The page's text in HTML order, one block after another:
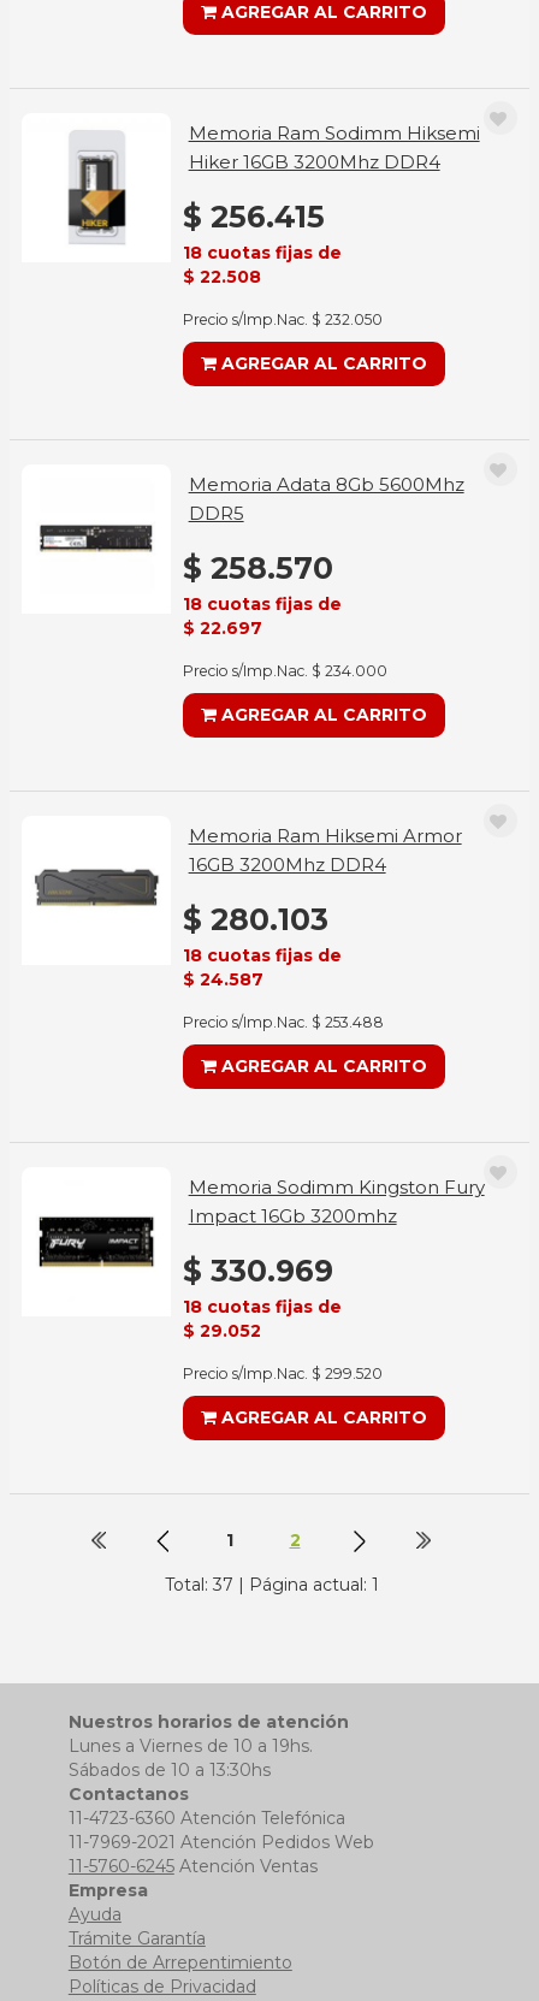
AGREGAR AL CARRITO
Memoria Ram Sodimm Hiksemi
Hiker 16GB 3200Mhz DDR4
$ 256.415
18 cuotas fijas de
$ 22.508
Precio s/Imp.Nac. $ 232.050
AGREGAR AL CARRITO
Memoria Adata 8Gb 5600Mhz
DDR5
$ 258.570
18 cuotas fijas de
$ 22.697
Precio s/Imp.Nac. $ 234.000
AGREGAR AL CARRITO
Memoria Ram Hiksemi Armor
16GB 3200Mhz DDR4
$ 280.103
18 cuotas fijas de
$ 24.587
Precio s/Imp.Nac. $ 253.488
AGREGAR AL CARRITO
Memoria Sodimm Kingston Fury
Impact 16Gb 3200mhz
$ 330.969
18 cuotas fijas de
$ 29.052
Precio s/Imp.Nac. $ 299.520
AGREGAR AL CARRITO
1 2
Total: 37 | Página actual: 1
Nuestros horarios de atención
Lunes a Viernes de 10 a 19hs.
Sábados de 10 a 13:30hs
Contactanos
11-4723-6360 Atención Telefónica
11-7969-2021 Atención Pedidos Web
11-5760-6245Atención Ventas
Empresa
Ayuda
Trámite Garantía
Botón de Arrepentimiento
Políticas de Privacidad